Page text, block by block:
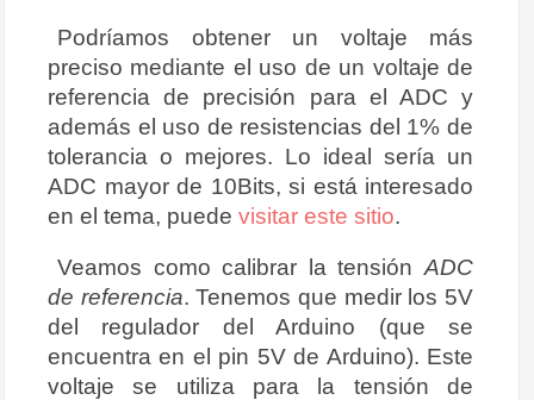
Podríamos obtener un voltaje más
preciso mediante el uso de un voltaje de
referencia de precisión para el ADC y
además el uso de resistencias del 1% de
tolerancia o mejores. Lo ideal sería un
ADC mayor de 10Bits, si está interesado
en el tema, puede visitar este sitio.
Veamos como calibrar la tensión ADC
de referencia. Tenemos que medir los 5V
del regulador del Arduino (que se
encuentra en el pin 5V de Arduino). Este
voltaje se utiliza para la tensión de